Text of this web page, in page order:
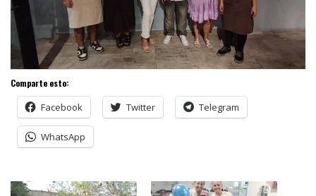
Comparte esto:
Facebook Twitter Telegram
WhatsApp